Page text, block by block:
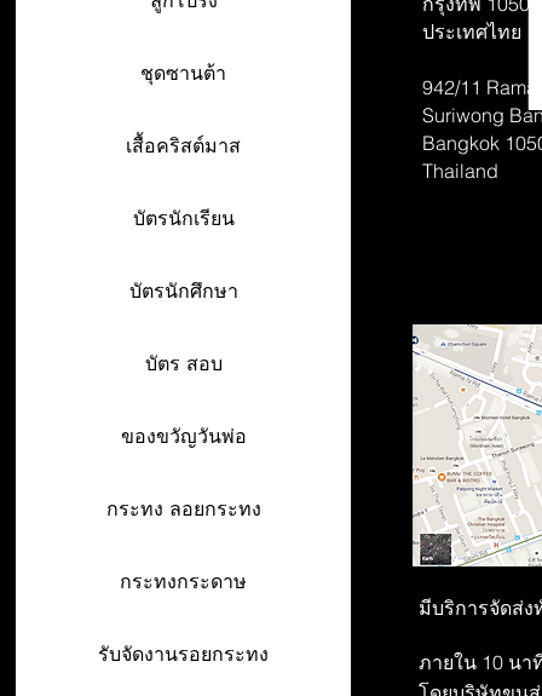
ชุดซานต้า
เสื้อคริสต์มาส
บัตรนักเรียน
บัตรนักศึกษา
บัตร สอบ
ของขวัญวันพ่อ
กระทง ลอยกระทง
กระทงกระดาษ
รับจัดงานรอยกระทง
ประเทศไทย
942/11 Rama
Suriwong
Bangkok
Thailand
มีบริการจัดส่ง
ภายใน 10 นา